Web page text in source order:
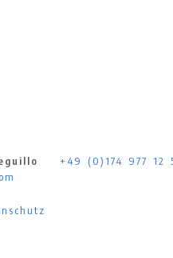
+49 (0)174 977 12